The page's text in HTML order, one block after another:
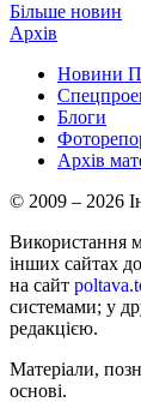
Більше новин
Архів
Новини
Блоги
Архів
© 2009 – 2026
Використання
інших сайтах
на сайт
системами; у
редакцією.
Матеріали,
основі.